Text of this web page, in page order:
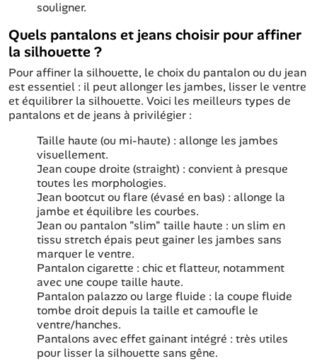
souligner.
Quels pantalons et jeans choisir pour affiner
la silhouette ?
Pour affiner la silhouette, le choix du pantalon ou du jean
est essentiel : il peut allonger les jambes, lisser le ventre
et équilibrer la silhouette. Voici les meilleurs types de
pantalons et de jeans à privilégier :
Taille haute (ou mi-haute) : allonge les jambes
visuellement.
Jean coupe droite (straight) : convient à presque
toutes les morphologies.
Jean bootcut ou flare (évasé en bas) : allonge la
jambe et équilibre les courbes.
Jean ou pantalon "slim" taille haute : un slim en
tissu stretch épais peut gainer les jambes sans
marquer le ventre.
Pantalon cigarette : chic et flatteur, notamment
avec une coupe taille haute.
Pantalon palazzo ou large fluide : la coupe fluide
tombe droit depuis la taille et camoufle le
ventre/hanches.
Pantalons avec effet gainant intégré : très utiles
pour lisser la silhouette sans gêne.